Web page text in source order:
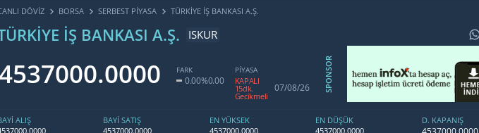
DÖVİZ BORSA SERBEST PIYASA TÜRKIYE İŞ BANKASI A.Ş.
İŞ BANKASI A.Ş. ISKUR
FARK
0.00%0.00
PİYASA
KAPALI
15dk.
Gecikmeli
07/08/26 SPONSOR
ALIŞ
BAYİ SATIŞ
4537000.0000
EN YÜKSEK
4537000.0000
EN DÜŞÜK
4537000.0000
D. KAPANIŞ